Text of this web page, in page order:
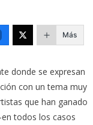
Más
donde se expresan
con un tema muy
que han ganado
todos los casos